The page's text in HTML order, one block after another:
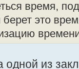
время,
берет это
из